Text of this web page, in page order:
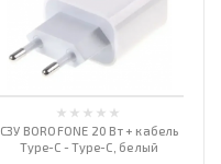
СЗУ BOROFONE 20 Вт + кабель
Type-C - Type-C, белый